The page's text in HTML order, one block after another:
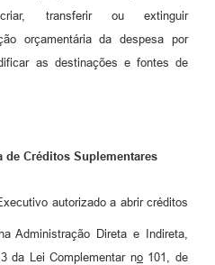
criar, transferir ou extinguir
orçamentária da despesa por
as destinações e fontes de
de Créditos Suplementares
autorizado a abrir créditos
Administração Direta e Indireta,
da Lei Complementar no101, de